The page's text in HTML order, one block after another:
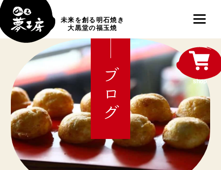
未来を創る明石焼き
大黒堂の福玉焼
ブログ shop